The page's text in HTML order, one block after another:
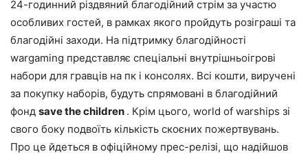
24-годинний різдвяний благодійний стрім за участю
особливих гостей, в рамках якого пройдуть розіграші та
благодійні заходи. На підтримку благодійності
wargaming представляє спеціальні внутрішньоігрові
набори для гравців на пк і консолях. Всі кошти, виручені
за покупку наборів, будуть спрямовані в благодійний
фонд save the children . Крім цього, world of warships зі
свого боку подвоїть кількість скоєних пожертвувань.
Про це йдеться в офіційному прес-релізі, що надійшов